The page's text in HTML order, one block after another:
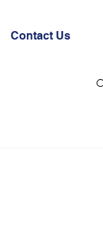
Contact Us